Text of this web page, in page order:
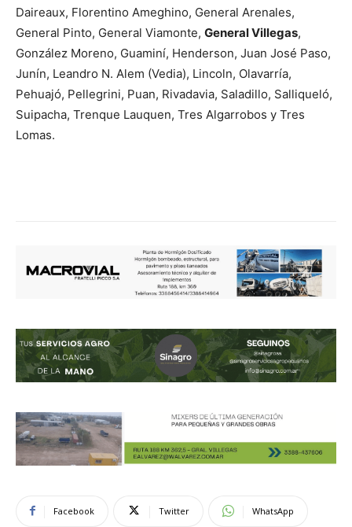
Daireaux, Florentino Ameghino, General Arenales,
General Pinto, General Viamonte, General Villegas,
González Moreno, Guaminí, Henderson, Juan José Paso,
Junín, Leandro N. Alem (Vedia), Lincoln, Olavarría,
Pehuajó, Pellegrini, Puan, Rivadavia, Saladillo, Salliqueló,
Suipacha, Trenque Lauquen, Tres Algarrobos y Tres
Lomas.
Facebook Twitter WhatsApp